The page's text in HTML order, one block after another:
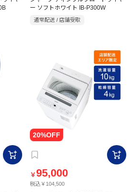
ー ソフトホワイト IB-P300W
通常配送 / 店舗受取
￥95,000
税込￥104,500